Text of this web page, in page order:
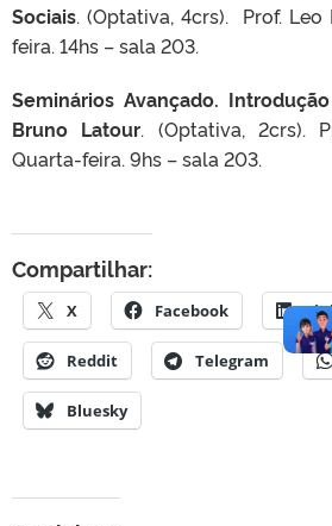
Sociais. (Optativa, 4crs). Prof. Leo
feira. 14hs – sala 203.
Seminários Avançado.
Bruno Latour. (Optativa, 2crs).
Quarta-feira. 9hs – sala 203.
Compartilhar:
X Facebook
Reddit Telegram
Bluesky